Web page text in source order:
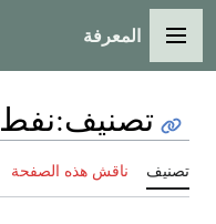
القائمة الرئيسية
المعرفة
تصنيف:نفط
تصنيف ناقش هذه الصفحة